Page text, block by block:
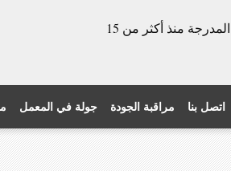
الشركة المصنعة للأبواب الدوارة وأجهزة وقوف السيارات المدرجة منذ أكثر من 15
جولة في المعمل مراقبة الجودة اتصل بنا